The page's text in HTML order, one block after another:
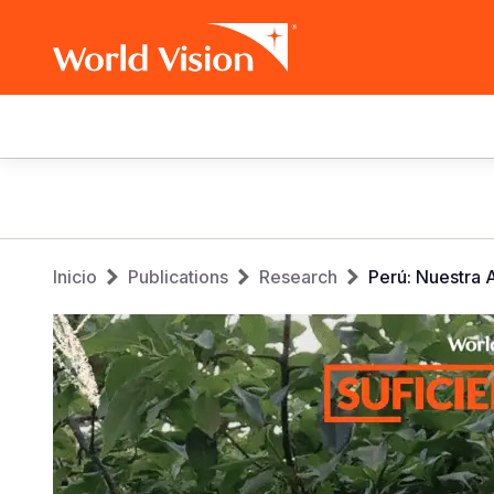
navigation
Sobrescribir
enlaces
de
ayuda
Inicio Publications Research Perú: Nuestra